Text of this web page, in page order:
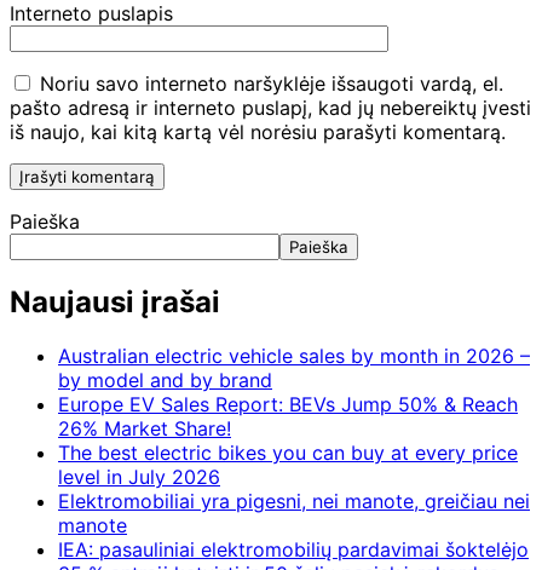
Interneto puslapis
Noriu savo interneto naršyklėje išsaugoti vardą, el.
pašto adresą ir interneto puslapį, kad jų nebereiktų įvesti
iš naujo, kai kitą kartą vėl norėsiu parašyti komentarą.
Paieška
Paieška
Naujausi įrašai
Australian electric vehicle sales by month in 2026 –
by model and by brand
Europe EV Sales Report: BEVs Jump 50% & Reach
26% Market Share!
The best electric bikes you can buy at every price
level in July 2026
Elektromobiliai yra pigesni, nei manote, greičiau nei
manote
IEA: pasauliniai elektromobilių pardavimai šoktelėjo